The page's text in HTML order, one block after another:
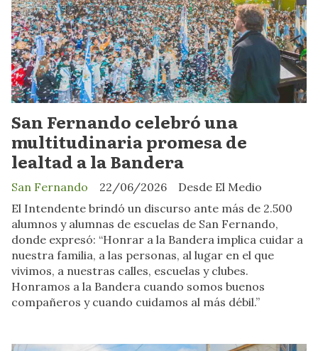
San Fernando celebró una
multitudinaria promesa de
lealtad a la Bandera
Desde El Medio
San Fernando
22/06/2026
El Intendente brindó un discurso ante más de 2.500
alumnos y alumnas de escuelas de San Fernando,
donde expresó: “Honrar a la Bandera implica cuidar a
nuestra familia, a las personas, al lugar en el que
vivimos, a nuestras calles, escuelas y clubes.
Honramos a la Bandera cuando somos buenos
compañeros y cuando cuidamos al más débil.”